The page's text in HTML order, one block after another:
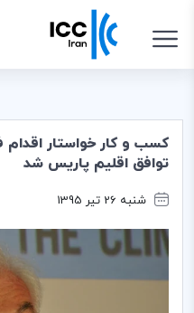
كسب و كار خواستار
توافق اقليم پاريس شد
شنبه 26 تیر 1395